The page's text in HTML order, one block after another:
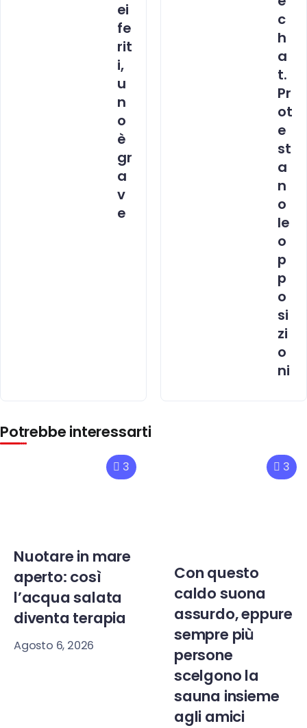
ei
fe
rit
i,
u
n
o
è
gr
a
v
e
c
h
a
t.
Pr
ot
e
st
a
n
o
le
o
p
p
o
si
zi
o
ni
Potrebbe interessarti
3
Nuotare in mare
aperto: così
l’acqua salata
diventa terapia
Agosto 6, 2026
3
Con questo
caldo suona
assurdo, eppure
sempre più
persone
scelgono la
sauna insieme
agli amici